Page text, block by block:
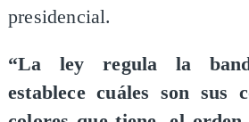
presidencial.
“La ley regula la
establece cuáles son sus